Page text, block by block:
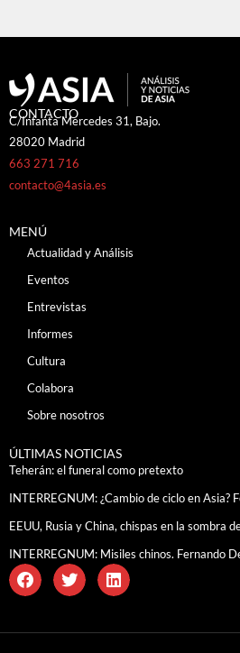
CONTACTO
C/Infanta Mercedes 31, Bajo.
28020 Madrid
663 271 716
contacto@4asia.es
MENÚ
Actualidad y Análisis
Eventos
Entrevistas
Informes
Cultura
Colabora
Sobre nosotros
ÚLTIMAS NOTICIAS
Teherán: el funeral como pretexto
INTERREGNUM: ¿Cambio de ciclo en Asia?
EEUU, Rusia y China, chispas en la sombra
INTERREGNUM: Misiles chinos. Fernando